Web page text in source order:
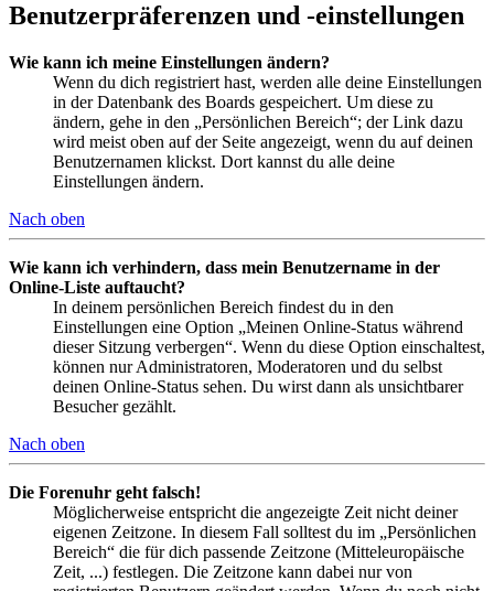
Benutzerpräferenzen und -einstellungen
Wie kann ich meine Einstellungen ändern?
Wenn du dich registriert hast, werden alle deine Einstellungen
in der Datenbank des Boards gespeichert. Um diese zu
ändern, gehe in den „Persönlichen Bereich“; der Link dazu
wird meist oben auf der Seite angezeigt, wenn du auf deinen
Benutzernamen klickst. Dort kannst du alle deine
Einstellungen ändern.
Nach oben
Wie kann ich verhindern, dass mein Benutzername in der
Online-Liste auftaucht?
In deinem persönlichen Bereich findest du in den
Einstellungen eine Option „Meinen Online-Status während
dieser Sitzung verbergen“. Wenn du diese Option einschaltest,
können nur Administratoren, Moderatoren und du selbst
deinen Online-Status sehen. Du wirst dann als unsichtbarer
Besucher gezählt.
Nach oben
Die Forenuhr geht falsch!
Möglicherweise entspricht die angezeigte Zeit nicht deiner
eigenen Zeitzone. In diesem Fall solltest du im „Persönlichen
Bereich“ die für dich passende Zeitzone (Mitteleuropäische
Zeit, ...) festlegen. Die Zeitzone kann dabei nur von